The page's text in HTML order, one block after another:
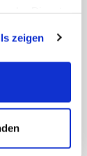
nutzen.
zeigendes
îles de la